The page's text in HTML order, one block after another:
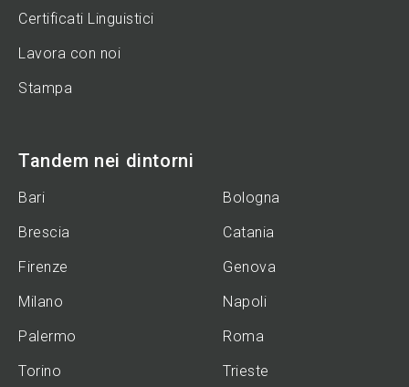
Certificati Linguistici
Lavora con noi
Stampa
Tandem nei dintorni
Bari
Bologna
Brescia
Catania
Firenze
Genova
Milano
Napoli
Palermo
Roma
Torino
Trieste